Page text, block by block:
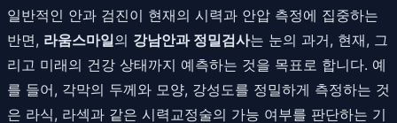
일반적인 안과 검진이 현재의 시력과 안압 측정에 집중하는
반면, 라움스마일의 강남안과 정밀검사는 눈의 과거, 현재, 그
리고 미래의 건강 상태까지 예측하는 것을 목표로 합니다. 예
를 들어, 각막의 두께와 모양, 강성도를 정밀하게 측정하는 것
은 라식, 라섹과 같은 시력교정술의 가능 여부를 판단하는 기